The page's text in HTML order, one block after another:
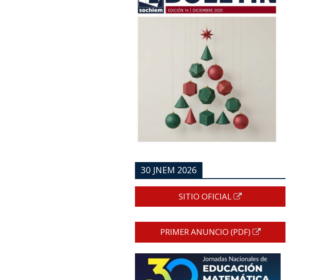
30 JNEM 2026
SITIO OFICIAL
PRIMER ANUNCIO (PDF)